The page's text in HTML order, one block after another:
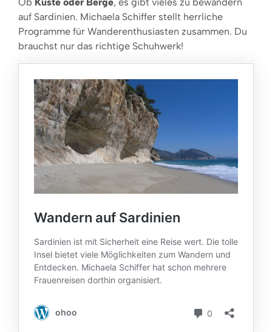
auf Sardinien. Michaela Schiffer stellt herrliche
Programme für Wanderenthusiasten zusammen. Du
brauchst nur das richtige Schuhwerk!